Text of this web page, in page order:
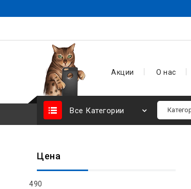
Акции О нас
Все Категории
Цена
490